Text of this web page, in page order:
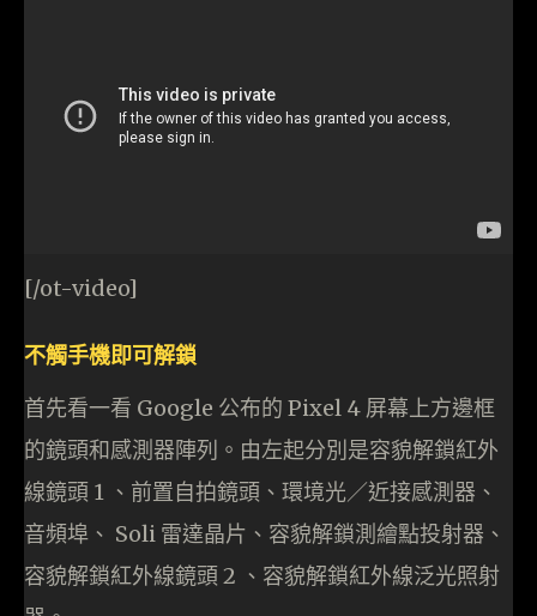
[/ot-video]
不觸手機即可解鎖
首先看一看 Google 公布的 Pixel 4 屏幕上方邊框
的鏡頭和感測器陣列。由左起分別是容貌解鎖紅外
線鏡頭 1 、前置自拍鏡頭、環境光／近接感測器、
音頻埠、 Soli 雷達晶片、容貌解鎖測繪點投射器、
容貌解鎖紅外線鏡頭 2 、容貌解鎖紅外線泛光照射